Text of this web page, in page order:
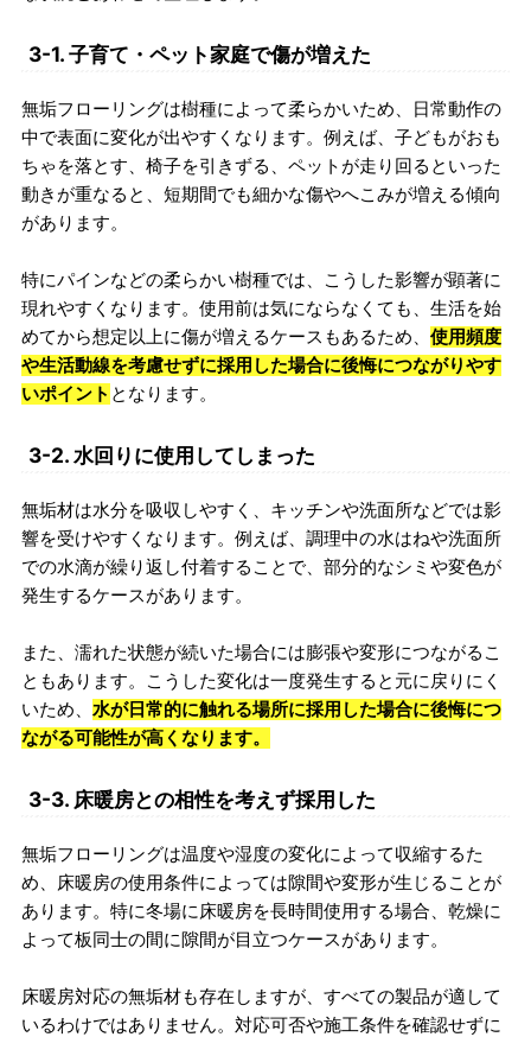
3-1. 子育て・ペット家庭で傷が増えた
無垢フローリングは樹種によって柔らかいため、日常動作の
中で表面に変化が出やすくなります。例えば、子どもがおも
ちゃを落とす、椅子を引きずる、ペットが走り回るといった
動きが重なると、短期間でも細かな傷やへこみが増える傾向
があります。
特にパインなどの柔らかい樹種では、こうした影響が顕著に
現れやすくなります。使用前は気にならなくても、生活を始
めてから想定以上に傷が増えるケースもあるため、 使用頻度
や生活動線を考慮せずに採用した場合に後悔につながりやす
いポイント となります。
3-2. 水回りに使用してしまった
無垢材は水分を吸収しやすく、キッチンや洗面所などでは影
響を受けやすくなります。例えば、調理中の水はねや洗面所
での水滴が繰り返し付着することで、部分的なシミや変色が
発生するケースがあります。
また、濡れた状態が続いた場合には膨張や変形につながるこ
ともあります。こうした変化は一度発生すると元に戻りにく
いため、 水が日常的に触れる場所に採用した場合に後悔につ
ながる可能性が高くなります。
3-3. 床暖房との相性を考えず採用した
無垢フローリングは温度や湿度の変化によって収縮するた
め、床暖房の使用条件によっては隙間や変形が生じることが
あります。特に冬場に床暖房を長時間使用する場合、乾燥に
よって板同士の間に隙間が目立つケースがあります。
床暖房対応の無垢材も存在しますが、すべての製品が適して
いるわけではありません。対応可否や施工条件を確認せずに